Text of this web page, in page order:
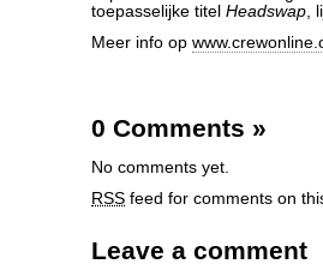
toepasselijke titel Headswap,
Meer info op
0 Comments »
No comments yet.
RSS feed for comments on
Leave a comment